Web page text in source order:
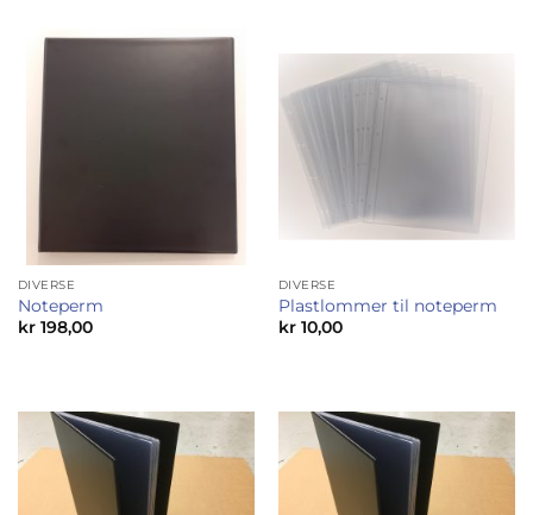
DIVERSE
Noteperm
kr198,00
DIVERSE
Plastlommer til noteperm
kr10,00